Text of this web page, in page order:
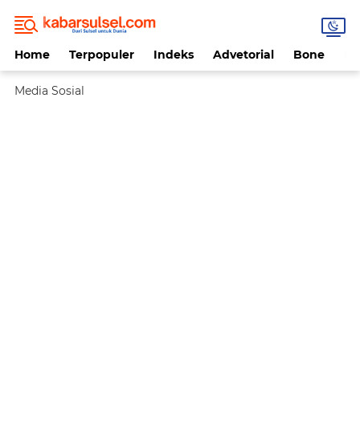
Home Terpopuler Indeks Advetorial Bone
Media Sosial